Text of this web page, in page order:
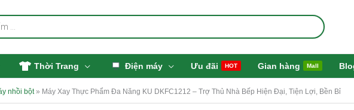
Thời Trang Điện máy Ưu đãi HOT Gian hàng Mall
nhồi bột» Máy Xay Thực Phẩm Đa Năng KU DKFC1212 – Trợ Thủ Nhà Bếp Hiện Đại, Tiện Lợi, Bền Bỉ